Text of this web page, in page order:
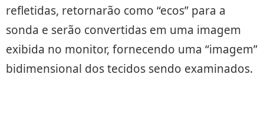
refletidas, retornarão como “ecos” para a
sonda e serão convertidas em uma imagem
exibida no monitor, fornecendo uma “imagem”
bidimensional dos tecidos sendo examinados.